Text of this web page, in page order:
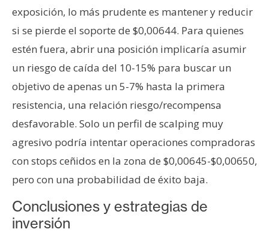
exposición, lo más prudente es mantener y reducir
si se pierde el soporte de $0,00644. Para quienes
estén fuera, abrir una posición implicaría asumir
un riesgo de caída del 10-15% para buscar un
objetivo de apenas un 5-7% hasta la primera
resistencia, una relación riesgo/recompensa
desfavorable. Solo un perfil de scalping muy
agresivo podría intentar operaciones compradoras
con stops ceñidos en la zona de $0,00645-$0,00650,
pero con una probabilidad de éxito baja.
Conclusiones y estrategias de
inversión